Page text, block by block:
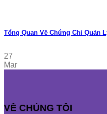
Tổng Quan Về Chứng Chỉ Quản
27
Mar
VỀ CHÚNG TÔI